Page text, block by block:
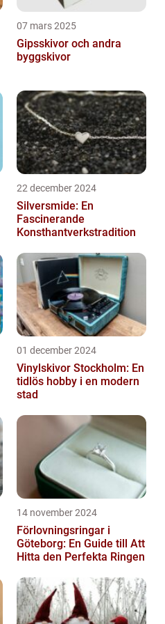
07 mars 2025
Gipsskivor och andra
byggskivor
22 december 2024
Silversmide: En
Fascinerande
Konsthantverkstradition
01 december 2024
Vinylskivor Stockholm: En
tidlös hobby i en modern
stad
14 november 2024
Förlovningsringar i
Göteborg: En Guide till Att
Hitta den Perfekta Ringen